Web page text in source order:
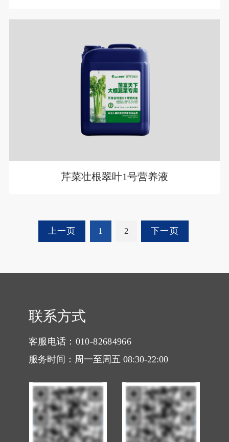
芹菜壮根翠叶1号营养液
上一页 1 2 下一页
联系方式
客服电话：010-82684966
服务时间：周一至周五 08:30-22:00